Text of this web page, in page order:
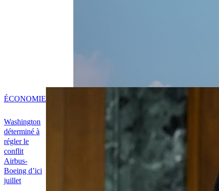
Washington
déterminé à
régler le
conflit
Airbus-
Boeing d’ici
juillet
ÉCONOMIE